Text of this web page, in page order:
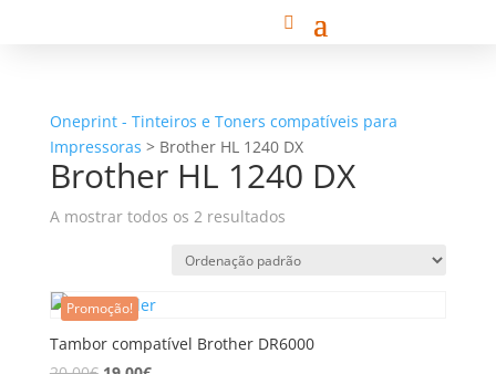
Oneprint - Tinteiros e Toners compatíveis para
Impressoras > Brother HL 1240 DX
Brother HL 1240 DX
A mostrar todos os 2 resultados
Promoção!
Tambor compatível Brother DR6000